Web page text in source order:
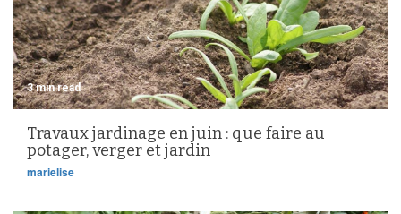
3 min read
Travaux jardinage en juin : que faire au
potager, verger et jardin
marielise